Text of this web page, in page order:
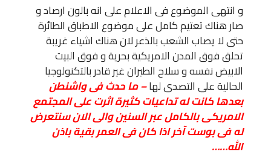
و انتهى الموضوع فى الاعلام على انه بالون ارصاد و
صار هناك تعتيم كامل على موضوع الاطباق الطائرة
حتى لا يصاب الشعب بالذعر لان هناك اشياء غريبة
تحلق فوق المدن الامريكية بحرية و فوق البيت
الابيض نفسه و سلاح الطيران غير قادر بالتكنولوجيا
الحالية على التصدى لها– ما حدث فى واشنطن
بعدها كانت له تداعيات كثيرة اثرت على المجتمع
الامريكى بالكامل عبر السنين والى الان سنتعرض
له فى بوست آخر اذا كان فى العمر بقية باذن
الله……